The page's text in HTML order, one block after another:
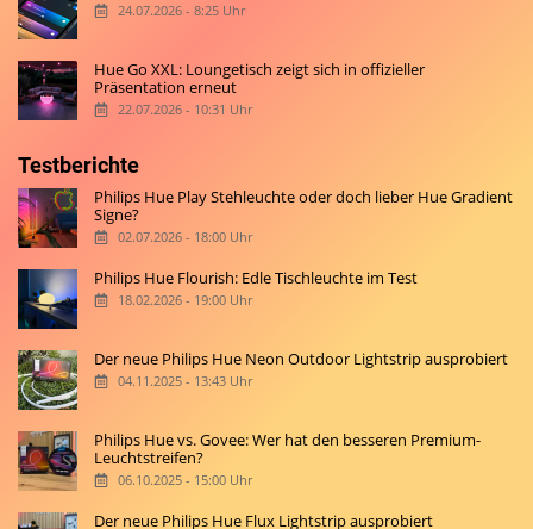
24.07.2026 - 8:25 Uhr
Hue Go XXL: Loungetisch zeigt sich in offizieller
Präsentation erneut
22.07.2026 - 10:31 Uhr
Testberichte
Philips Hue Play Stehleuchte oder doch lieber Hue Gradient
Signe?
02.07.2026 - 18:00 Uhr
Philips Hue Flourish: Edle Tischleuchte im Test
18.02.2026 - 19:00 Uhr
Der neue Philips Hue Neon Outdoor Lightstrip ausprobiert
04.11.2025 - 13:43 Uhr
Philips Hue vs. Govee: Wer hat den besseren Premium-
Leuchtstreifen?
06.10.2025 - 15:00 Uhr
Der neue Philips Hue Flux Lightstrip ausprobiert